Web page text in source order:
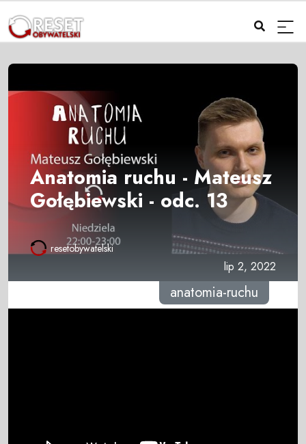
Anatomia ruchu - Mateusz
Gołębiewski - odc. 13
resetobywatelski
lip 2, 2022
anatomia-ruchu